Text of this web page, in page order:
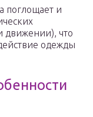
поглощает и
движении), что
одежды